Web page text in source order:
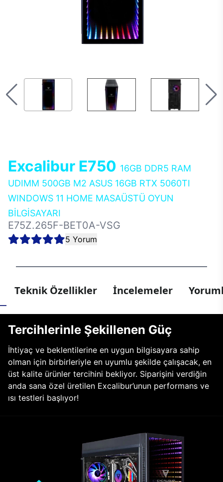
Excalibur E750 16GB DDR5 RAM
UDIMM 500GB M2 ASUS 16GB RTX 5060TI
WINDOWS 11 HOME MASAÜSTÜ OYUN
BİLGİSAYARI
E75Z.265F-BET0A-VSG
5 Yorum
Teknik Özellikler İncelemeler
Tercihlerinle Şekillenen Güç
İhtiyaç ve beklentilerine en uygun bilgisayara sahip
olman için birbirleriyle en uyumlu şekilde çalışacak, en
üst kalite ürünler tercihini bekliyor. Siparişini verdiğin
anda sana özel üretilen Excalibur’unun performans ve
ısı testleri başlıyor!